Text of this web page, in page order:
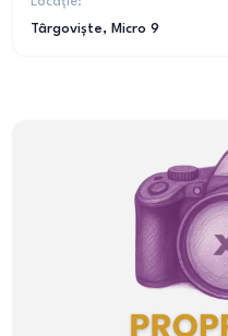
Târgoviște, Micro 9